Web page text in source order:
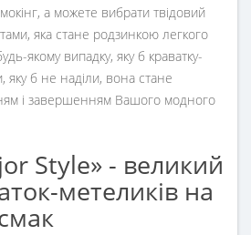
а можете вибрати твідовий
яка стане родзинкою легкого
якому випадку, яку б краватку-
б не наділи, вона стане
і завершенням Вашого модного
Style» - великий
метеликів на